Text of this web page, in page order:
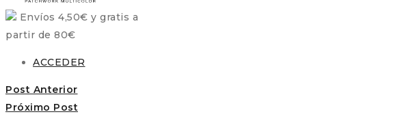
Envíos 4,50€ y gratis a
partir de 80€
ACCEDER
Post Anterior
Próximo Post